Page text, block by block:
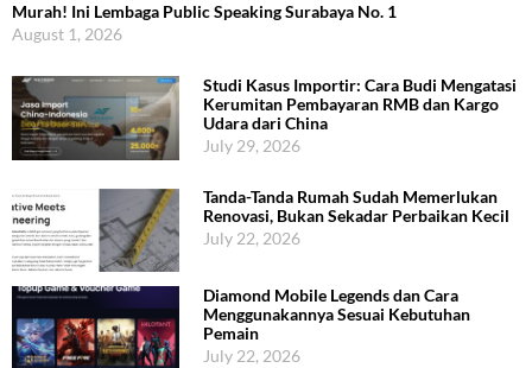
Murah! Ini Lembaga Public Speaking Surabaya No. 1
August 1, 2026
Studi Kasus Importir: Cara Budi Mengatasi
Kerumitan Pembayaran RMB dan Kargo
Udara dari China
July 29, 2026
Tanda-Tanda Rumah Sudah Memerlukan
Renovasi, Bukan Sekadar Perbaikan Kecil
July 22, 2026
Diamond Mobile Legends dan Cara
Menggunakannya Sesuai Kebutuhan
Pemain
July 22, 2026